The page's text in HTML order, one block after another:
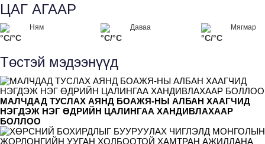
ЦАГ АГААР
Ням
°C/°C
Даваа
°C/°C
Мягмар
°C/°C
Төстэй мэдээнүүд
МАЛЧДАД ТУСЛАХ АЯНД БОАЖЯ-НЫ АЛБАН ХААГЧИД
НЭГДЭЖ НЭГ ӨДРИЙН ЦАЛИНГАА ХАНДИВЛАХААР
БОЛЛОО